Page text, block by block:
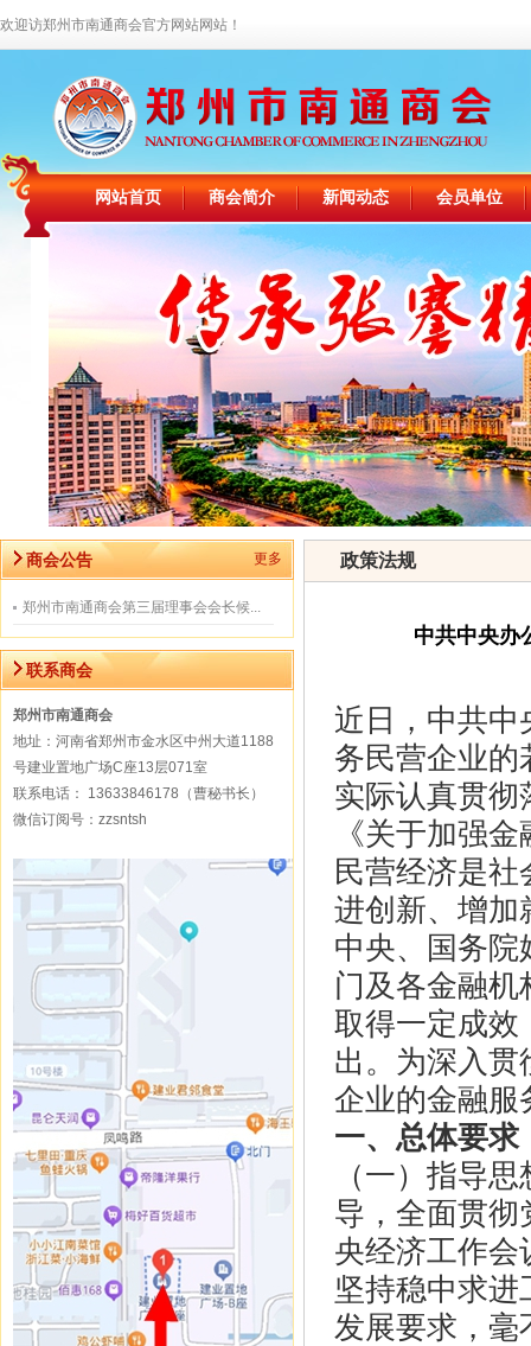
欢迎访郑州市南通商会官方网站网站！
网站首页 商会简介 新闻动态 会员单位
商会公告 更多
郑州市南通商会第三届理事会会长候...
联系商会
郑州市南通商会
地址：河南省郑州市金水区中州大道1188
号建业置地广场C座13层071室
联系电话： 13633846178（曹秘书长）
微信订阅号：zzsntsh
政策法规
中共中央办
近日，中共中
务民营企业的
实际认真贯彻
《关于加强
民营经济是
进创新、增加
中央、国务院
门及各金融
取得一定成效
出。为深入贯
企业的金融服
一、总体要求
（一）指导
导，全面贯彻
央经济工作会
坚持稳中求
发展要求，毫